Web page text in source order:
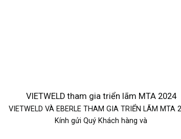
VIETWELD tham gia triển lãm MTA 2024
VIETWELD VÀ EBERLE THAM GIA TRIỂN LÃM MTA
Kính gửi Quý Khách hàng và